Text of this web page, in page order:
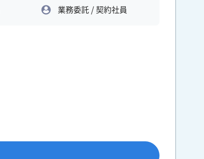
業務委託 / 契約社員